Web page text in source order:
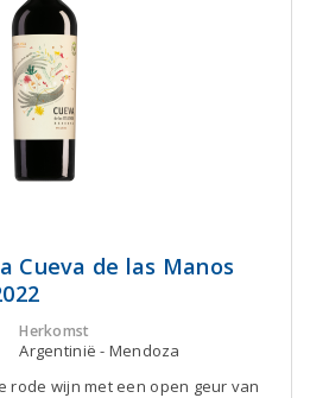
Cueva de las Manos
Herkomst
Argentinië - Mendoza
rode wijn met een open geur van